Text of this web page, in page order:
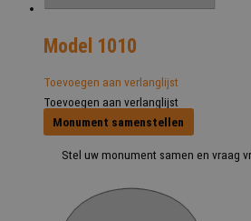
Model 1010
Toevoegen aan verlanglijst
Toevoegen aan verlanglijst
Monument samenstellen
Stel uw monument samen en vraag